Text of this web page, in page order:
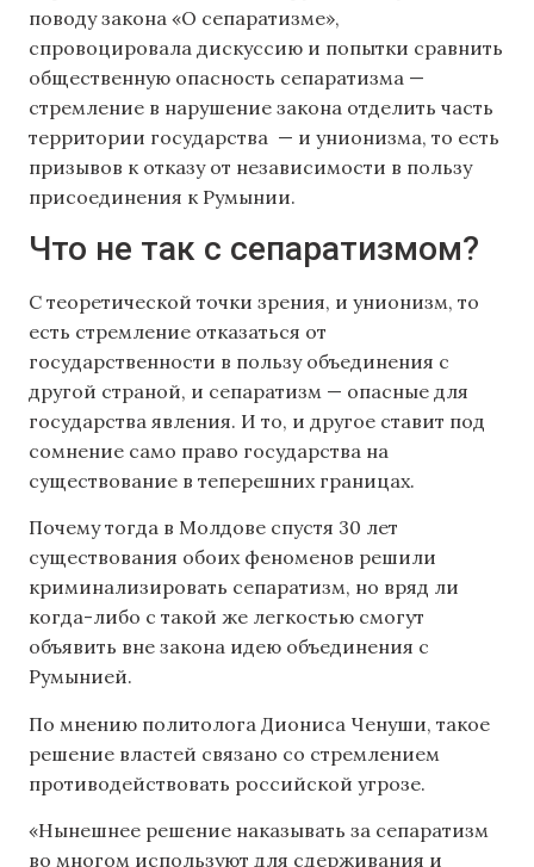
поводу закона «О сепаратизме»,
спровоцировала дискуссию и попытки сравнить
общественную опасность сепаратизма —
стремление в нарушение закона отделить часть
территории государства — и унионизма, то есть
призывов к отказу от независимости в пользу
присоединения к Румынии.
Что не так с сепаратизмом?
С теоретической точки зрения, и унионизм, то
есть стремление отказаться от
государственности в пользу объединения с
другой страной, и сепаратизм — опасные для
государства явления. И то, и другое ставит под
сомнение само право государства на
существование в теперешних границах.
Почему тогда в Молдове спустя 30 лет
существования обоих феноменов решили
криминализировать сепаратизм, но вряд ли
когда-либо с такой же легкостью смогут
объявить вне закона идею объединения с
Румынией.
По мнению политолога Диониса Ченуши, такое
решение властей связано со стремлением
противодействовать российской угрозе.
«Нынешнее решение наказывать за сепаратизм
во многом используют для сдерживания и